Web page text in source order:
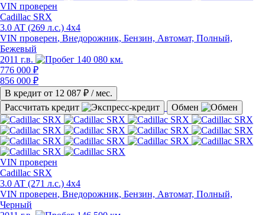
VIN проверен
Cadillac SRX
3.0 AT (269 л.с.) 4x4
VIN проверен, Внедорожник, Бензин, Автомат, Полный,
Бежевый
2011 г.в.
140 080 км.
776 000 ₽
856 000 ₽
В кредит от 12 087 ₽ / мес.
Рассчитать кредит
Обмен
VIN проверен
Cadillac SRX
3.0 AT (271 л.с.) 4x4
VIN проверен, Внедорожник, Бензин, Автомат, Полный,
Черный